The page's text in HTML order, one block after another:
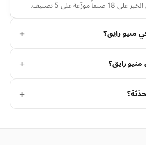
موزّعة على 5 تصنيف.
منيو رايق؟
رايق؟